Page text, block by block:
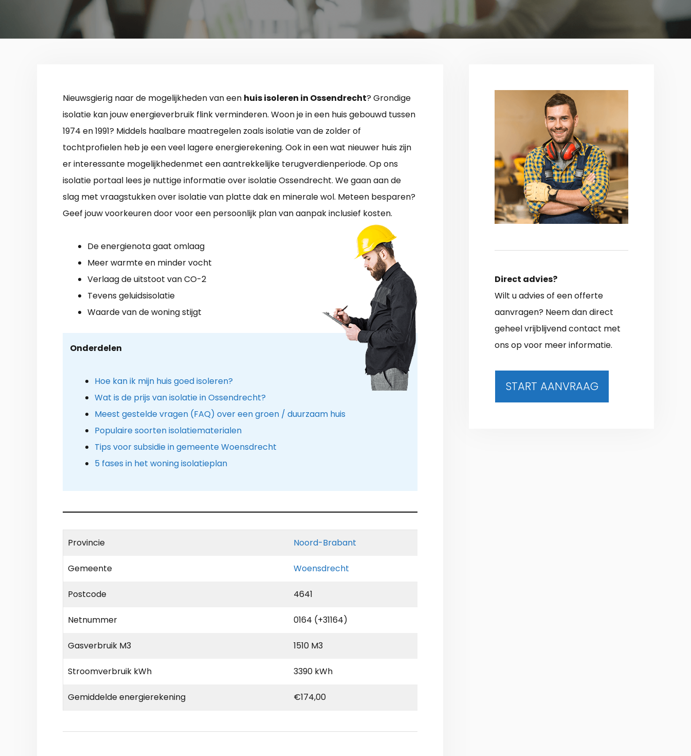
Nieuwsgierig naar de mogelijkheden van een huis isoleren in Ossendrecht? Grondige
isolatie kan jouw energieverbruik flink verminderen. Woon je in een huis gebouwd tussen
1974 en 1991? Middels haalbare maatregelen zoals isolatie van de zolder of
tochtprofielen heb je een veel lagere energierekening. Ook in een wat nieuwer huis zijn
er interessante mogelijkhedenmet een aantrekkelijke terugverdienperiode. Op ons
isolatie portaal lees je nuttige informatie over isolatie Ossendrecht. We gaan aan de
slag met vraagstukken over isolatie van platte dak en minerale wol. Meteen besparen?
Geef jouw voorkeuren door voor een persoonlijk plan van aanpak inclusief kosten.
De energienota gaat omlaag
Meer warmte en minder vocht
Verlaag de uitstoot van CO-2
Tevens geluidsisolatie
Waarde van de woning stijgt
Onderdelen
Hoe kan ik mijn huis goed isoleren?
Wat is de prijs van isolatie in Ossendrecht?
Meest gestelde vragen (FAQ) over een groen / duurzaam huis
Populaire soorten isolatiematerialen
Tips voor subsidie in gemeente Woensdrecht
5 fases in het woning isolatieplan
Provincie Noord-Brabant
Gemeente Woensdrecht
Postcode 4641
Netnummer 0164 (+31164)
Gasverbruik M3 1510 M3
Stroomverbruik kWh 3390 kWh
Gemiddelde energierekening €174,00
Direct advies?
Wilt u advies of een offerte
aanvragen? Neem dan direct
geheel vrijblijvend contact met
ons op voor meer informatie.
START AANVRAAG